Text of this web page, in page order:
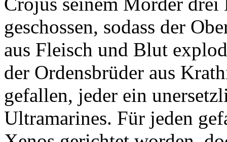
geschossen, sodass der
aus Fleisch und Blut
der Ordensbrüder aus
gefallen, jeder ein
Ultramarines. Für jeden